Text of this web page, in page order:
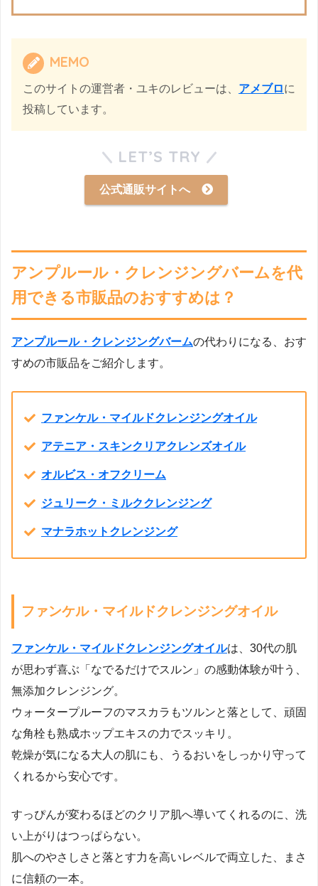
MEMO
このサイトの運営者・ユキのレビューは、 アメブロに
投稿しています。
LET’S TRY
公式通販サイトへ
アンプルール・クレンジングバームを代
用できる市販品のおすすめは？
アンプルール・クレンジングバームの代わりになる、おす
すめの市販品をご紹介します。
ファンケル・マイルドクレンジングオイル
アテニア・スキンクリアクレンズオイル
オルビス・オフクリーム
ジュリーク・ミルククレンジング
マナラホットクレンジング
ファンケル・マイルドクレンジングオイル
ファンケル・マイルドクレンジングオイルは、30代の肌
が思わず喜ぶ「なでるだけでスルン」の感動体験が叶う、
無添加クレンジング。
ウォータープルーフのマスカラもツルンと落として、頑固
な角栓も熟成ホップエキスの力でスッキリ。
乾燥が気になる大人の肌にも、うるおいをしっかり守って
くれるから安心です。
すっぴんが変わるほどのクリア肌へ導いてくれるのに、洗
い上がりはつっぱらない。
肌へのやさしさと落とす力を高いレベルで両立した、まさ
に信頼の一本。